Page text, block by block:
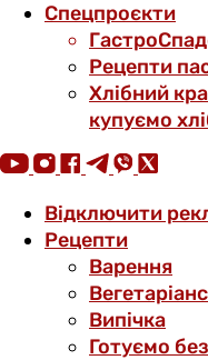
Спецпроєкти
Рецепти
Хлібний
купуємо
Відключити
Рецепти
Варення
Випічка
Готуємо